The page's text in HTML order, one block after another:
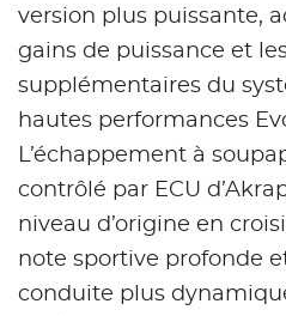
version plus puissante,
gains de puissance et
supplémentaires du
hautes performances
L’échappement à
contrôlé par ECU
niveau d’origine en
note sportive profonde
conduite plus